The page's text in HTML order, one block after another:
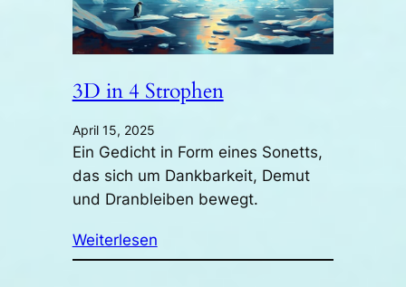
3D in 4 Strophen
April 15, 2025
Ein Gedicht in Form eines Sonetts,
das sich um Dankbarkeit, Demut
und Dranbleiben bewegt.
Weiterlesen